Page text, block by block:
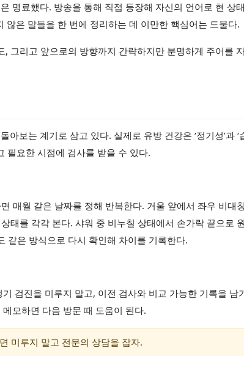
명료했다. 방송을 통해 직접 등장해 자신의 언어로 현 상
않은 말들을 한 번에 정리하는 데 이만한 핵심어는 드물다.
그리고 앞으로의 방향까지 간략하지만 분명하게 주어를
보는 계기로 삼고 있다. 실제로 유방 건강은 ‘정기성’과 ‘
필요한 시점에 검사를 받을 수 있다.
매월 같은 날짜를 정해 반복한다. 거울 앞에서 좌우 비대
태를 각각 본다. 샤워 중 비누칠 상태에서 손가락 끝으로
같은 방식으로 다시 확인해 차이를 기록한다.
검진을 미루지 말고, 이전 검사와 비교 가능한 기록을 남
모하면 다음 방문 때 도움이 된다.
미루지 말고 전문의 상담을 잡자.